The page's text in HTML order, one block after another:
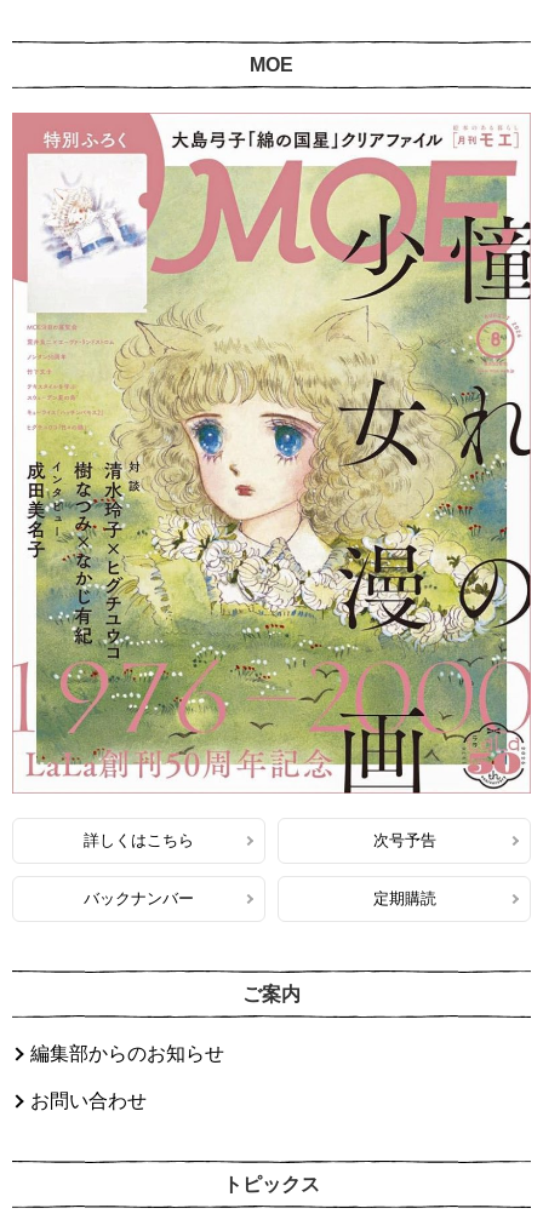
MOE
詳しくはこちら 次号予告
バックナンバー 定期購読
ご案内
編集部からのお知らせ
お問い合わせ
トピックス